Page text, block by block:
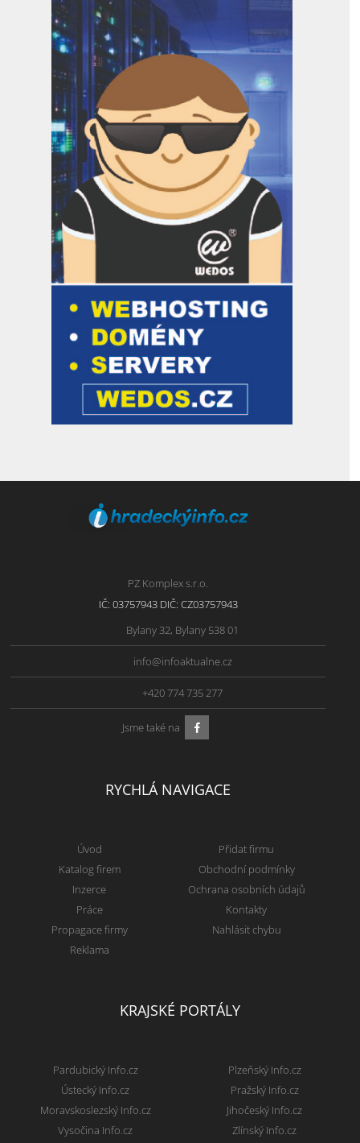
PZ Komplex s.r.o.
IČ: 03757943 DIČ: CZ03757943
Bylany 32, Bylany 538 01
info@infoaktualne.cz
+420 774 735 277
Jsme také na
RYCHLÁ NAVIGACE
Úvod
Katalog firem
Inzerce
Práce
Propagace firmy
Reklama
Přidat firmu
Obchodní podmínky
Ochrana osobních údajů
Kontakty
Nahlásit chybu
KRAJSKÉ PORTÁLY
Pardubický Info.cz
Ústecký Info.cz
Moravskoslezský Info.cz
Vysočina Info.cz
Plzeňský Info.cz
Pražský Info.cz
Jihočeský Info.cz
Zlínský Info.cz